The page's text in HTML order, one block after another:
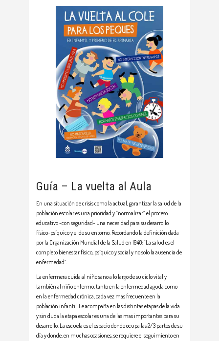
Guía – La vuelta al Aula
En una situación de crisis como la actual, garantizar la salud de la
población escolar es una prioridad y “normalizar” el proceso
educativo -con seguridad- una necesidad para su desarrollo
físico-psíquico y el de su entorno. Recordando la definición dada
por la Organización Mundial de la Salud en 1948: “La salud es el
completo bienestar físico, psíquico y social y no solo la ausencia de
enfermedad”.
La enfermera cuida al niño sano a lo largo de su ciclo vital y
también al niño enfermo, tanto en la enfermedad aguda como
en la enfermedad crónica, cada vez mas frecuente en la
población infantil. Le acompaña en las distintas etapas de la vida
y sin duda la etapa escolar es una de las mas importantes para su
desarrollo. La escuela es el espacio donde ocupa las 2/3 partes de su
día y donde, en muchas ocasiones, se requiere el seguimiento en